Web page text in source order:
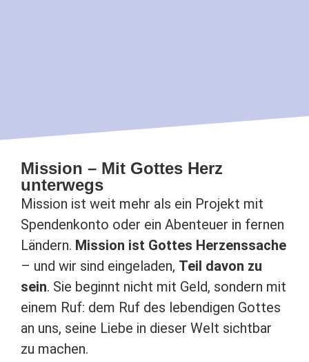
Mission – Mit Gottes Herz
unterwegs
Mission ist weit mehr als ein Projekt mit
Spendenkonto oder ein Abenteuer in fernen
Ländern. Mission ist Gottes Herzenssache
– und wir sind eingeladen, Teil davon zu
sein. Sie beginnt nicht mit Geld, sondern mit
einem Ruf: dem Ruf des lebendigen Gottes
an uns, seine Liebe in dieser Welt sichtbar
zu machen.